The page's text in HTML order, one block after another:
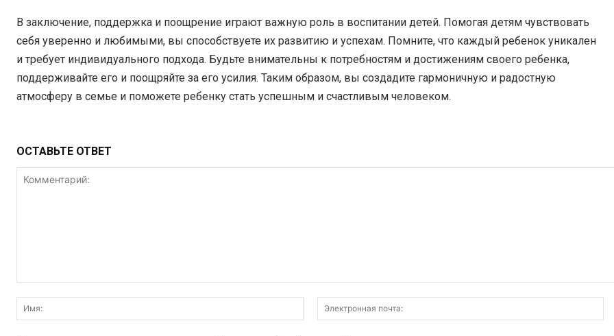
В заключение, поддержка и поощрение играют важную роль в воспитании детей. Помогая детям чувствовать
себя уверенно и любимыми, вы способствуете их развитию и успехам. Помните, что каждый ребенок уникален
и требует индивидуального подхода. Будьте внимательны к потребностям и достижениям своего ребенка,
поддерживайте его и поощряйте за его усилия. Таким образом, вы создадите гармоничную и радостную
атмосферу в семье и поможете ребенку стать успешным и счастливым человеком.
ОСТАВЬТЕ ОТВЕТ
Имя: